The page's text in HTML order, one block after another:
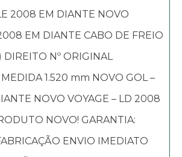
2008 EM DIANTE NOVO
EM DIANTE CABO DE FREIO
DIREITO Nº ORIGINAL
1.520 mm NOVO GOL –
NOVO VOYAGE – LD 2008
NOVO! GARANTIA:
ENVIO IMEDIATO